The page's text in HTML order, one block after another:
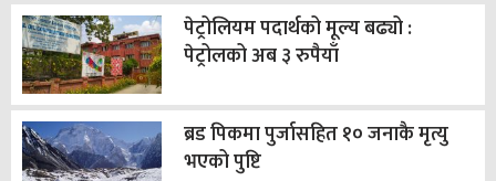
पेट्रोलियम पदार्थको मूल्य बढ्यो :
पेट्रोलको अब ३ रुपैयाँ
ब्रड पिकमा पुर्जासहित १० जनाकै मृत्यु
भएको पुष्टि